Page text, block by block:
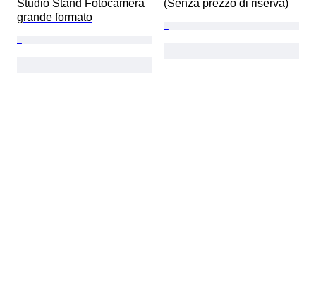
Studio Stand Fotocamera
grande formato
(Senza prezzo di riserva)